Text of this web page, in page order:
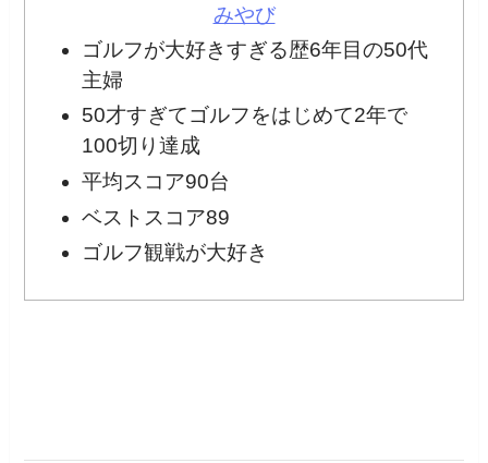
みやび
ゴルフが大好きすぎる歴6年目の50代
主婦
50才すぎてゴルフをはじめて2年で
100切り達成
平均スコア90台
ベストスコア89
ゴルフ観戦が大好き